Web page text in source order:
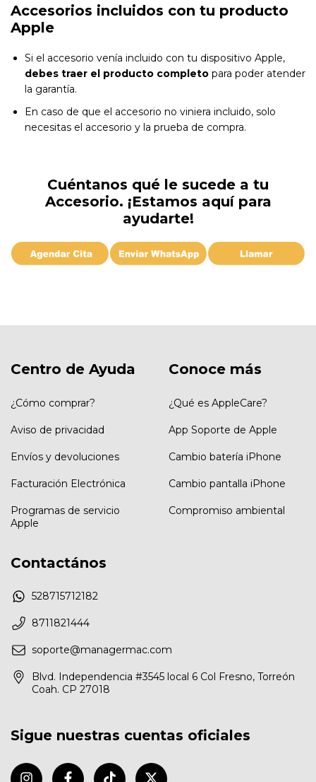
Accesorios incluidos con tu producto
Apple
Si el accesorio venía incluido con tu dispositivo Apple,
debes traer el producto completo para poder atender
la garantía.
En caso de que el accesorio no viniera incluido, solo
necesitas el accesorio y la prueba de compra.
Cuéntanos qué le sucede a tu
Accesorio. ¡Estamos aquí para
ayudarte!
Centro de Ayuda
¿Cómo comprar?
Aviso de privacidad
Envíos y devoluciones
Facturación Electrónica
Programas de servicio
Apple
Conoce más
¿Qué es AppleCare?
App Soporte de Apple
Cambio batería iPhone
Cambio pantalla iPhone
Compromiso ambiental
Contactános
528715712182
8711821444
soporte@managermac.com
Blvd. Independencia #3545 local 6 Col Fresno, Torreón
Coah. CP 27018
Sigue nuestras cuentas oficiales